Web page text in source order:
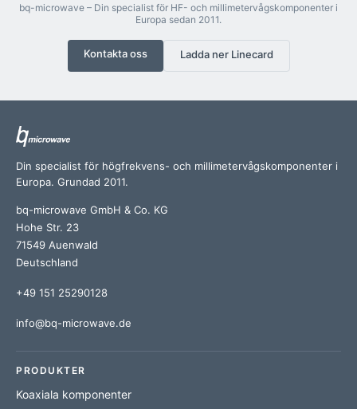
bq-microwave – Din specialist för HF- och millimetervågskomponenter i
Europa sedan 2011.
Kontakta oss Ladda ner Linecard
Din specialist för högfrekvens- och millimetervågskomponenter i
Europa. Grundad 2011.
bq-microwave GmbH & Co. KG
Hohe Str. 23
71549 Auenwald
Deutschland
+49 151 25290128
info@bq-microwave.de
PRODUKTER
Koaxiala komponenter